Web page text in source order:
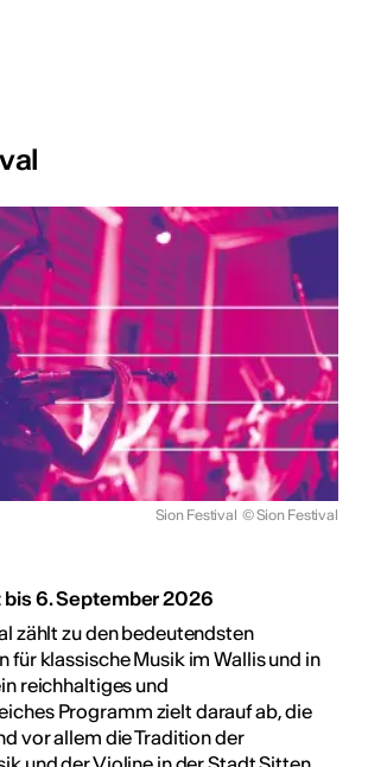
richtig
10-
Sion Festival © Sion Festival
bis 6. September 2026
zählt zu den bedeutendsten
für klassische Musik im Wallis und in
reichhaltiges und
Programm zielt darauf ab, die
vor allem die Tradition der